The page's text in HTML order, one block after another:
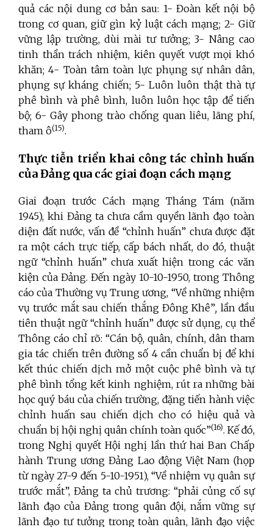
quả các nội dung cơ bản sau: 1- Đoàn kết nội bộ
trong cơ quan, giữ gìn kỷ luật cách mạng; 2- Giữ
vững lập trường, dùi mài tư tưởng; 3- Nâng cao
tinh thần trách nhiệm, kiên quyết vượt mọi khó
khăn; 4- Toàn tâm toàn lực phụng sự nhân dân,
phụng sự kháng chiến; 5- Luôn luôn thật thà tự
phê bình và phê bình, luôn luôn học tập để tiến
bộ; 6- Gây phong trào chống quan liêu, lãng phí,
tham ô(15).
Thực tiễn triển khai công tác chỉnh huấn
của Đảng qua các giai đoạn cách mạng
Giai đoạn trước Cách mạng Tháng Tám (năm
1945), khi Đảng ta chưa cầm quyền lãnh đạo toàn
diện đất nước, vấn đề “chỉnh huấn” chưa được đặt
ra một cách trực tiếp, cấp bách nhất, do đó, thuật
ngữ “chỉnh huấn” chưa xuất hiện trong các văn
kiện của Đảng. Đến ngày 10-10-1950, trong Thông
cáo của Thường vụ Trung ương, “Về những nhiệm
vụ trước mắt sau chiến thắng Đông Khê”, lần đầu
tiên thuật ngữ “chỉnh huấn” được sử dụng, cụ thể
Thông cáo chỉ rõ: “Cán bộ, quân, chính, dân tham
gia tác chiến trên đường số 4 cần chuẩn bị để khi
kết thúc chiến dịch mở một cuộc phê bình và tự
phê bình tổng kết kinh nghiệm, rút ra những bài
học quý báu của chiến trường, đặng tiến hành việc
chỉnh huấn sau chiến dịch cho có hiệu quả và
chuẩn bị hội nghị quân chính toàn quốc”(16). Kế đó,
trong Nghị quyết Hội nghị lần thứ hai Ban Chấp
hành Trung ương Đảng Lao động Việt Nam (họp
từ ngày 27-9 đến 5-10-1951), “Về nhiệm vụ quân sự
trước mắt”, Đảng ta chủ trương: “phải củng cố sự
lãnh đạo của Đảng trong quân đội, nắm vững sự
lãnh đạo tư tưởng trong toàn quân, lãnh đạo việc